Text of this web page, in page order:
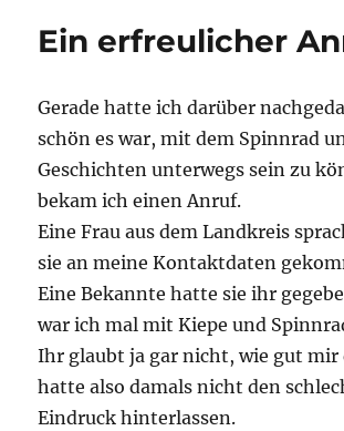
Ein erfreulicher
Gerade hatte ich darüber
schön es war, mit dem Spinnrad
Geschichten unterwegs sein zu
bekam ich einen Anruf.
Eine Frau aus dem Landkreis
sie an meine Kontaktdaten
Eine Bekannte hatte sie ihr
war ich mal mit Kiepe und
Ihr glaubt ja gar nicht, wie gut mir
hatte also damals nicht den
Eindruck hinterlassen.